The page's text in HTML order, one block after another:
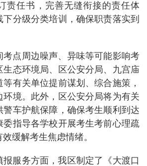
责任书，完善无缝衔接的责任体
分级分类培训，确保职责落实到
考点周边噪声、异味等可能影响考
生态环境局、区公安分局、九宫庙
有关单位提前谋划、综合施策，
环境。此外，区公安分局将为有关
警车护航保障，确保考生顺利到达
委指导各学校开展考生考前心理疏
缓解考生焦虑情绪。
报服务方面，我区制定了《大渡口